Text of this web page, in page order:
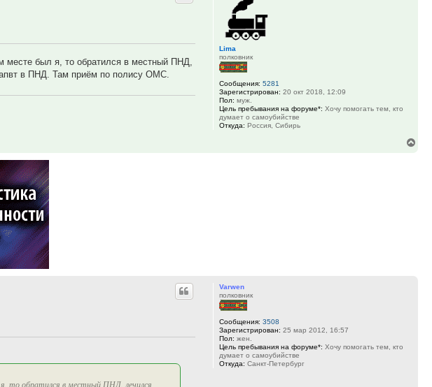
Lima
полковник
Сообщения: 5281
Зарегистрирован: 20 окт 2018, 12:09
Пол: муж.
Цель пребывания на форуме*: Хочу помогать тем, кто
думает о самоубийстве
Откуда: Россия, Сибирь
месте был я, то обратился в местный ПНД,
в ПНД. Там приём по полису ОМС.
Varwen
полковник
Сообщения: 3508
Зарегистрирован: 25 мар 2012, 16:57
Пол: жен.
Цель пребывания на форуме*: Хочу помогать тем, кто
думает о самоубийстве
Откуда: Санкт-Петербург
то обратился в местный ПНД, лечился